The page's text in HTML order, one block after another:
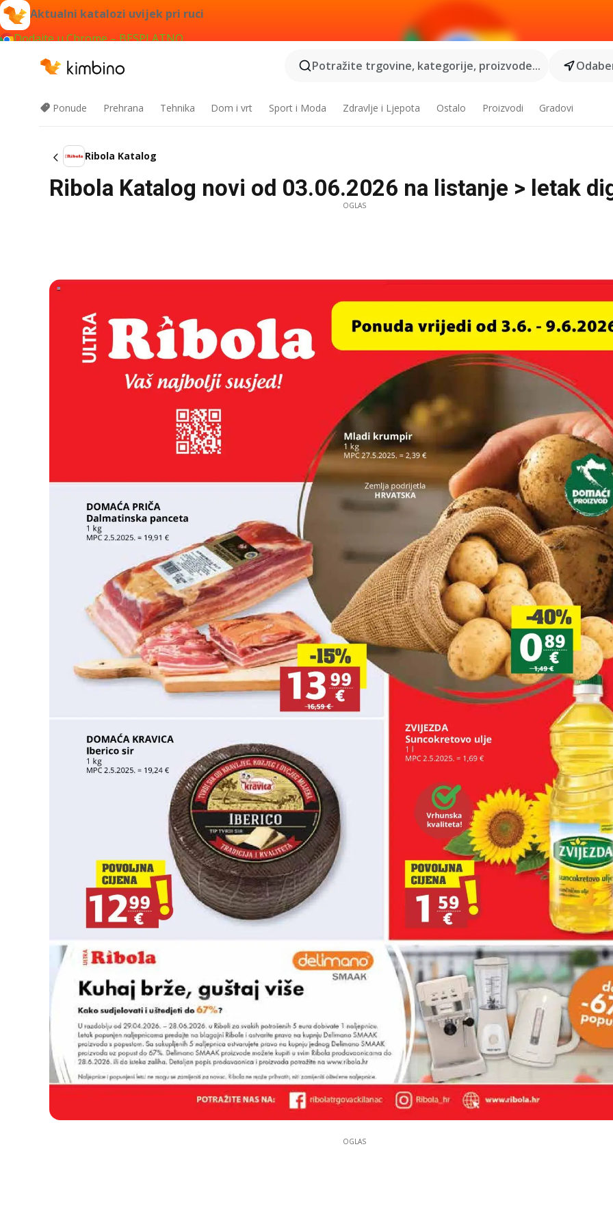
Aktualni katalozi uvijek pri ruci
Dodajte u Chrome – BESPLATNO
Potražite trgovine, kategorije, proizvode...
Ponude Prehrana Tehnika Dom i vrt Sport i Moda Zdravlje i Ljepota Ostalo Proizvodi Gradovi
Ribola Katalog
Ribola Katalog novi od 03.06.2026 na listanje > letak
OGLAS
OGLAS